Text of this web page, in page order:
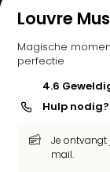
Louvre
Magische
perfectie
4.6
Hulp nodig?
Je ontvangt
mail.